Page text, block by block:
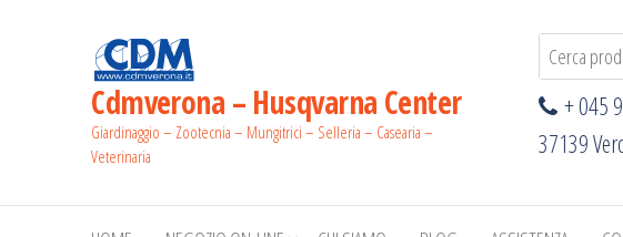
Cdmverona – Husqvarna Center
Giardinaggio – Zootecnia – Mungitrici – Selleria – Casearia –
Veterinaria
+ 045
37139